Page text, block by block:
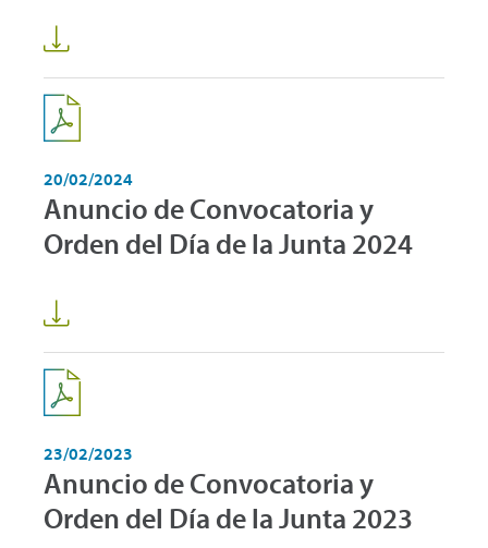
20/02/2024
Anuncio de Convocatoria y
Orden del Día de la Junta 2024
23/02/2023
Anuncio de Convocatoria y
Orden del Día de la Junta 2023